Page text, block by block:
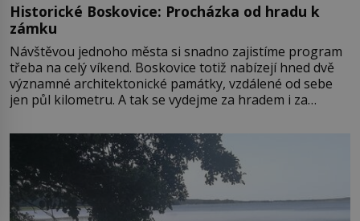
Historické Boskovice: Procházka od hradu k
zámku
Návštěvou jednoho města si snadno zajistíme program
třeba na celý víkend. Boskovice totiž nabízejí hned dvě
významné architektonické památky, vzdálené od sebe
jen půl kilometru. A tak se vydejme za hradem i za
Boskovice na okraji Drahanské vrchoviny vznikla někdy
ve13. století, a už v roce 1313 kronikáři zaznamenali